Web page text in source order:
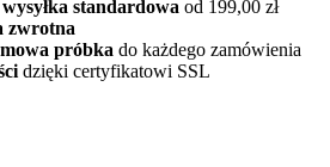
standardowa od 199,00 zł
zwrotna
próbka do każdego zamówienia
dzięki certyfikatowi SSL